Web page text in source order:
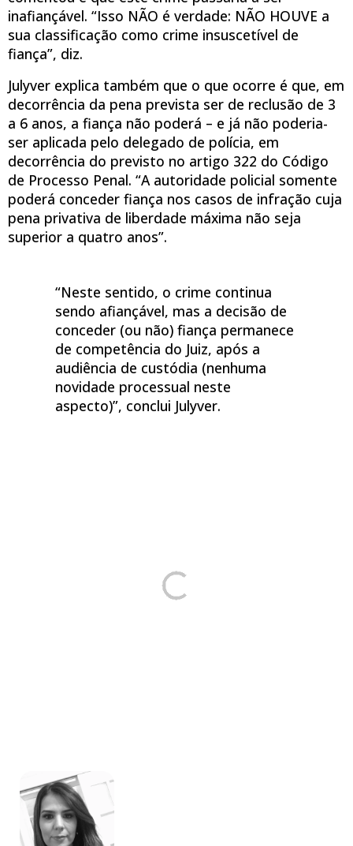
inafiançável. “Isso NÃO é verdade: NÃO HOUVE a
sua classificação como crime insuscetível de
fiança”, diz.
Julyver explica também que o que ocorre é que, em
decorrência da pena prevista ser de reclusão de 3
a 6 anos, a fiança não poderá – e já não poderia-
ser aplicada pelo delegado de polícia, em
decorrência do previsto no artigo 322 do Código
de Processo Penal. “A autoridade policial somente
poderá conceder fiança nos casos de infração cuja
pena privativa de liberdade máxima não seja
superior a quatro anos”.
“Neste sentido, o crime continua
sendo afiançável, mas a decisão de
conceder (ou não) fiança permanece
de competência do Juiz, após a
audiência de custódia (nenhuma
novidade processual neste
aspecto)”, conclui Julyver.